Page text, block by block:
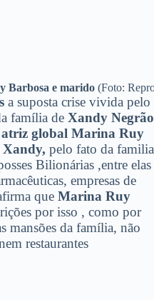
Barbosa e marido (Foto:
a suposta crise vivida pelo
família de Xandy Negrão
atriz global Marina Ruy
Xandy, pelo fato da familia
Bilionárias ,entre elas
empresas de
que Marina Ruy
por isso , como por
mansões da família, não
restaurantes